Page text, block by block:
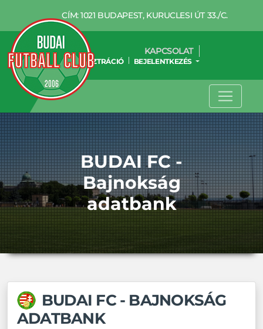
CÍM: 1021 BUDAPEST, KURUCLESI ÚT 33./C.
KAPCSOLAT
REGISZTRÁCIÓ BEJELENTKEZÉS
BUDAI FC -
Bajnokság
adatbank
BUDAI FC - BAJNOKSÁG
ADATBANK